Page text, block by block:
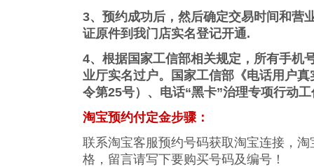
3、预约成功后，然后确定交易时间和营
证原件到我门店实名登记开通.
4、根据国家工信部相关规定，所有手机
业厅实名过户。国家工信部《电话用户
令第25号）、电话“黑卡”治理专项行动
淘宝预约付定金步骤：
联系淘宝客服预约号码获取淘宝连接，
格，留言请写下要购买号码及编号！